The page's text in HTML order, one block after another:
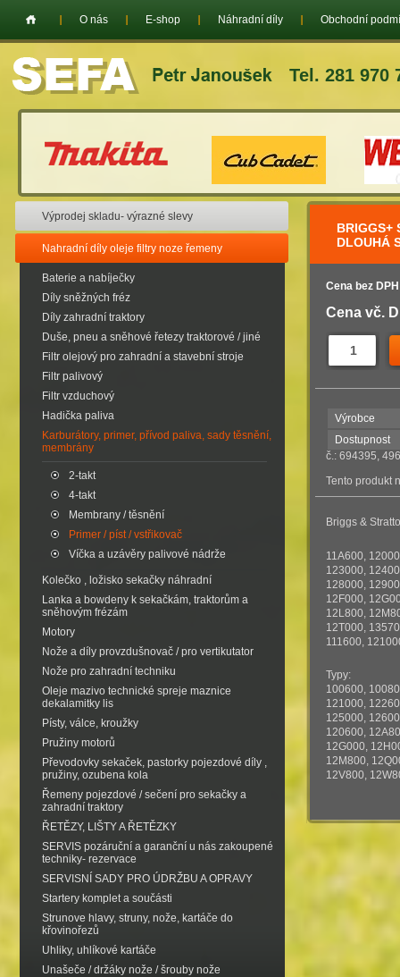
Tel. 281 970
O nás E-shop Náhradní díly Obchodní
Výprodej skladu- výrazné slevy
Nahradní díly oleje filtry noze řemeny
Baterie a nabíječky
Díly sněžných fréz
Díly zahradní traktory
Duše, pneu a sněhové řetezy traktorové / jiné
Filtr olejový pro zahradní a stavební stroje
Filtr palivový
Filtr vzduchový
Hadička paliva
Karburátory, primer, přívod paliva, sady těsnění,
membrány
2-takt
4-takt
Membrany / těsnění
Primer / píst / vstřikovač
Víčka a uzávěry palivové nádrže
Kolečko , ložisko sekačky náhradní
Lanka a bowdeny k sekačkám, traktorům a
sněhovým frézám
Motory
Nože a díly provzdušnovač / pro vertikutator
Nože pro zahradní techniku
Oleje mazivo technické spreje maznice
dekalamitky lis
Písty, válce, kroužky
Pružiny motorů
Převodovky sekaček, pastorky pojezdové díly ,
pružiny, ozubena kola
Řemeny pojezdové / sečení pro sekačky a
zahradní traktory
ŘETĚZY, LIŠTY A ŘETĚZKY
SERVIS pozáruční a garanční u nás zakoupené
techniky- rezervace
SERVISNÍ SADY PRO ÚDRŽBU A OPRAVY
Startery komplet a součásti
Strunove hlavy, struny, nože, kartáče do
křovinořezů
Uhliky, uhlíkové kartáče
Unašeče / držáky nože / šrouby nože
BRIGGS+
DLOUHÁ
Cena bez
Cena vč.
Výrobce
Dostupnost
č.: 694395,
Tento produkt
Briggs &
11A600,
123000,
128000,
12F000,
12L800,
12T000,
111600,
Typy:
100600,
121000,
125000,
120600,
12G000,
12M800,
12V800,